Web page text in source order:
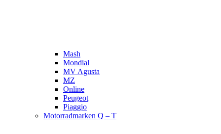
Mash
Mondial
MV Agusta
MZ
Online
Peugeot
Piaggio
Motorradmarken Q – T